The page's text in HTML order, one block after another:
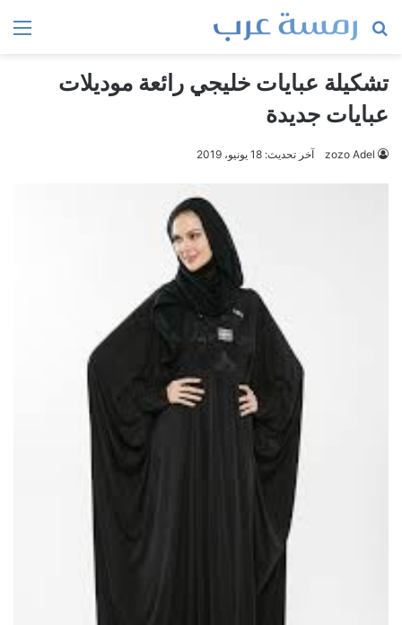
بحث
تشكيلة عبايات خليجي رائعة موديلات
عبايات جديدة
zozo Adel آخر تحديث: 18 يونيو، 2019